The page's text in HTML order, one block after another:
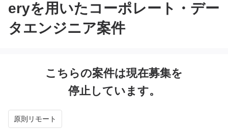
eryを用いたコーポレート・デー
タエンジニア案件
こちらの案件は現在募集を
停止しています。
原則リモート